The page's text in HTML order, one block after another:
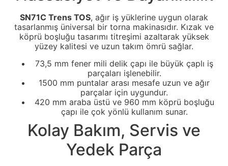
SN71C Trens TOS, ağır iş yüklerine uygun olarak
tasarlanmış üniversal bir torna makinasıdır. Kızak ve
köprü boşluğu tasarımı titreşimi azaltarak yüksek
yüzey kalitesi ve uzun takım ömrü sağlar.
73,5 mm fener mili delik çapı ile büyük çaplı iş
parçaları işlenebilir.
1500 mm puntalar arası mesafe uzun ve ağır
parçalar için uygundur.
420 mm araba üstü ve 960 mm köprü boşluğu
çapı ile çok yönlü kullanım sunar.
Kolay Bakım, Servis ve
Yedek Parça